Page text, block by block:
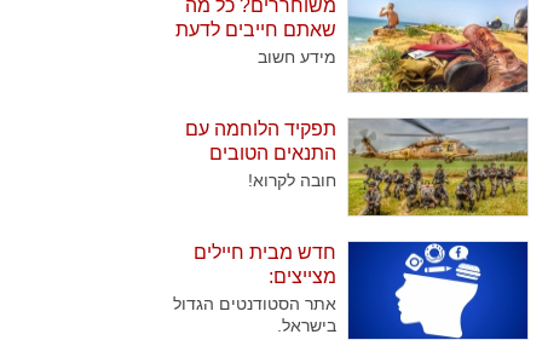
ומעטים המלש"בים
שמצליחים לעבור אותם.
משוחררים? כל מה
שאתם חייבים לדעת
מידע חשוב
תפקיד הלוחמה עם
התנאים הטובים
ביותר
חובה לקרוא!
חדש מבית חיילים
מצייצים:
אתר הסטודנטים הגדול
בישראל.